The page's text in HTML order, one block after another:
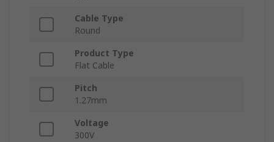
Cable Type
Round
Product Type
Flat Cable
Pitch
1.27mm
Voltage
300V